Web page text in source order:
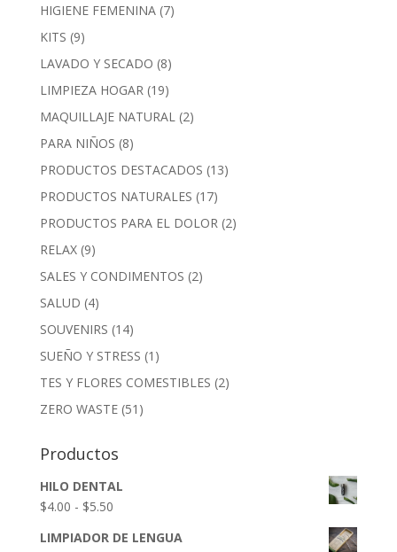
HIGIENE FEMENINA (7)
KITS (9)
LAVADO Y SECADO (8)
LIMPIEZA HOGAR (19)
MAQUILLAJE NATURAL (2)
PARA NIÑOS (8)
PRODUCTOS DESTACADOS (13)
PRODUCTOS NATURALES (17)
PRODUCTOS PARA EL DOLOR (2)
RELAX (9)
SALES Y CONDIMENTOS (2)
SALUD (4)
SOUVENIRS (14)
SUEÑO Y STRESS (1)
TES Y FLORES COMESTIBLES (2)
ZERO WASTE (51)
Productos
HILO DENTAL
$4.00 - $5.50Rango
precios:
LIMPIADOR DE LENGUA